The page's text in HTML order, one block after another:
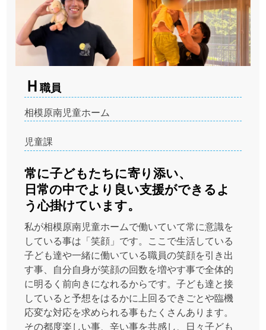
Ｈ職員
相模原南児童ホーム
児童課
常に子どもたちに寄り添い、
日常の中でより良い支援ができるよ
う心掛けています。
私が相模原南児童ホームで働いていて常に意識を
している事は「笑顔」です。ここで生活している
子ども達や一緒に働いている職員の笑顔を引き出
す事、自分自身が笑顔の回数を増やす事で全体的
に明るく前向きになれるからです。子ども達と接
していると予想をはるかに上回るできごとや臨機
応変な対応を求められる事もたくさんあります。
その都度楽しい事、辛い事を共感し、日々子ども